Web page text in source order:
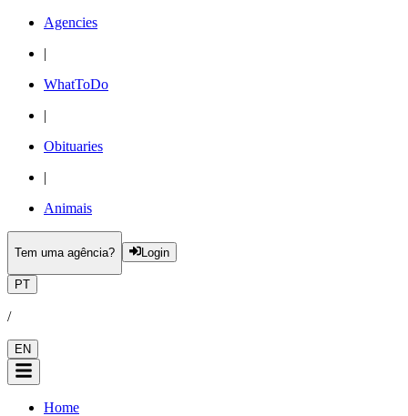
Agencies
|
WhatToDo
|
Obituaries
|
Animais
Tem uma agência? Login
PT
/
EN
Home